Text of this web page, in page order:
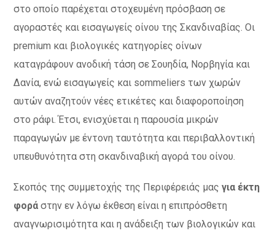
στο οποίο παρέχεται στοχευμένη πρόσβαση σε
αγοραστές και εισαγωγείς οίνου της Σκανδιναβίας. Οι
premium και βιολογικές κατηγορίες οίνων
καταγράφουν ανοδική τάση σε Σουηδία, Νορβηγία και
Δανία, ενώ εισαγωγείς και sommeliers των χωρών
αυτών αναζητούν νέες ετικέτες και διαφοροποίηση
στο ράφι. Έτσι, ενισχύεται η παρουσία μικρών
παραγωγών με έντονη ταυτότητα και περιβαλλοντική
υπευθυνότητα στη σκανδιναβική αγορά του οίνου.
Σκοπός της συμμετοχής της Περιφέρειάς μαςγια έκτη
φοράστην εν λόγω έκθεση είναι η επιπρόσθετη
αναγνωρισιμότητα και η ανάδειξη των βιολογικών και